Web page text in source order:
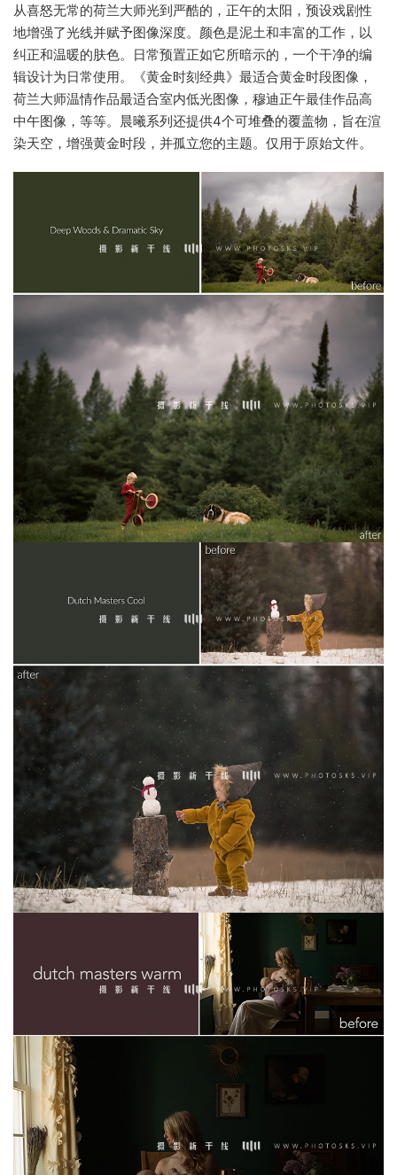
从喜怒无常的荷兰大师光到严酷的，正午的太阳，预设戏剧性
地增强了光线并赋予图像深度。颜色是泥土和丰富的工作，以
纠正和温暖的肤色。日常预置正如它所暗示的，一个干净的编
辑设计为日常使用。《黄金时刻经典》最适合黄金时段图像，
荷兰大师温情作品最适合室内低光图像，穆迪正午最佳作品高
中午图像，等等。晨曦系列还提供4个可堆叠的覆盖物，旨在渲
染天空，增强黄金时段，并孤立您的主题。仅用于原始文件。